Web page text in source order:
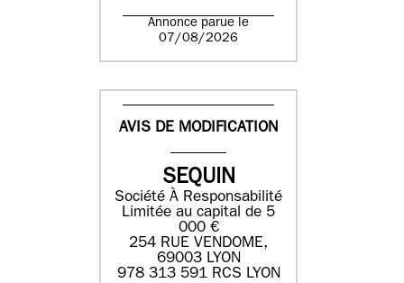
Annonce parue le
07/08/2026
AVIS DE MODIFICATION
SEQUIN
Société À Responsabilité
Limitée au capital de 5
000 €
254 RUE VENDOME,
69003 LYON
978 313 591 RCS LYON